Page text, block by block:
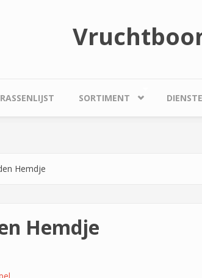
RASSENLIJST SORTIMENT
Hemdje
Hemdje